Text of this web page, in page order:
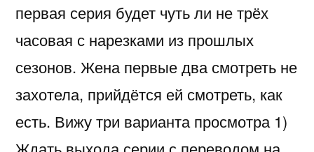
первая серия будет чуть ли не трёх
часовая с нарезками из прошлых
сезонов. Жена первые два смотреть не
захотела, прийдётся ей смотреть, как
есть. Вижу три варианта просмотра 1)